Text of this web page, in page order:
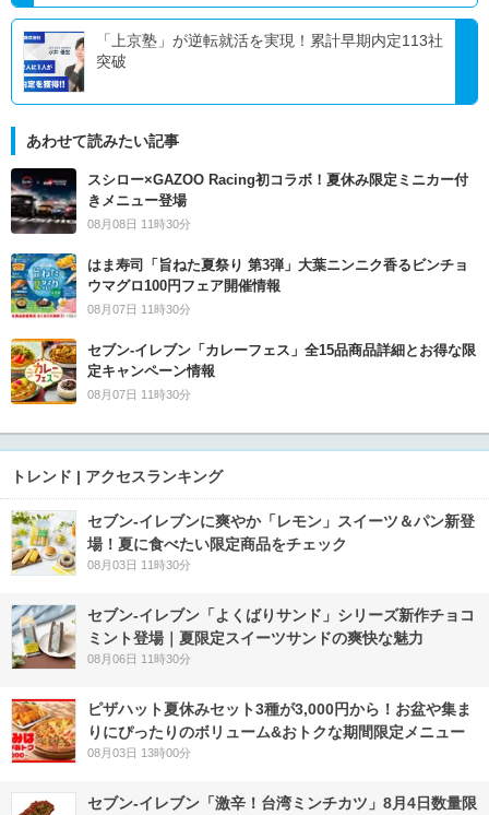
「上京塾」が逆転就活を実現！累計早期内定113社
突破
あわせて読みたい記事
スシロー×GAZOO Racing初コラボ！夏休み限定ミニカー付
きメニュー登場
08月08日 11時30分
はま寿司「旨ねた夏祭り 第3弾」大葉ニンニク香るビンチョ
ウマグロ100円フェア開催情報
08月07日 11時30分
セブン‐イレブン「カレーフェス」全15品商品詳細とお得な限
定キャンペーン情報
08月07日 11時30分
トレンド | アクセスランキング
セブン‐イレブンに爽やか「レモン」スイーツ＆パン新登
場！夏に食べたい限定商品をチェック
08月03日 11時30分
セブン‐イレブン「よくばりサンド」シリーズ新作チョコ
ミント登場｜夏限定スイーツサンドの爽快な魅力
08月06日 11時30分
ピザハット夏休みセット3種が3,000円から！お盆や集ま
りにぴったりのボリューム&おトクな期間限定メニュー
08月03日 13時00分
セブン-イレブン「激辛！台湾ミンチカツ」8月4日数量限